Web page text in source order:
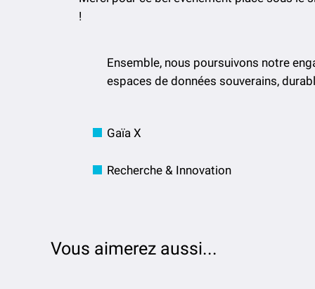
!
Ensemble, nous poursuivons notre
espaces de données souverains,
Gaïa X
Recherche & Innovation
Vous aimerez aussi...